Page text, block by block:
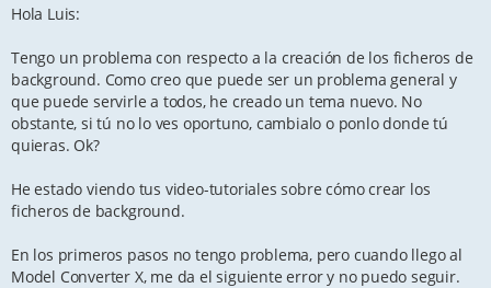
s
Hola Luis:
Tengo un problema con respecto a la creación de los ficheros de
background. Como creo que puede ser un problema general y
que puede servirle a todos, he creado un tema nuevo. No
obstante, si tú no lo ves oportuno, cambialo o ponlo donde tú
quieras. Ok?
He estado viendo tus video-tutoriales sobre cómo crear los
ficheros de background.
En los primeros pasos no tengo problema, pero cuando llego al
Model Converter X, me da el siguiente error y no puedo seguir.